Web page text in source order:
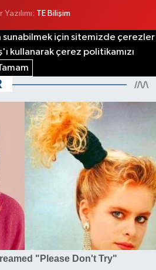
TE Bilişim
sunabilmek için sitemizde çerezler
kullanarak çerez politikamızı